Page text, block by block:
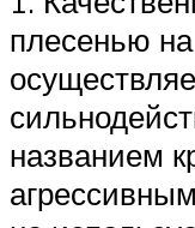
плесенью
названием